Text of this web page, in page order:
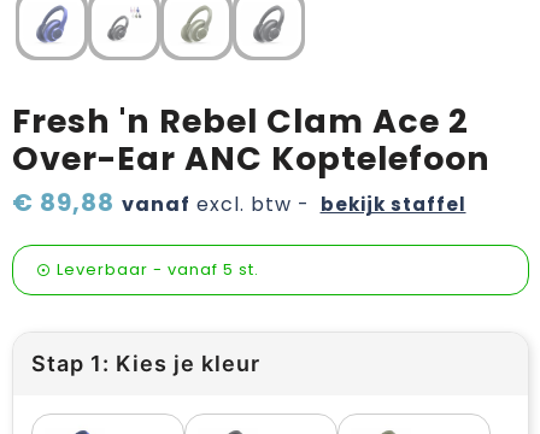
Zomerpakketten
Fresh 'n Rebel Clam Ace 2
Over-Ear ANC Koptelefoon
€ 89,88 vanaf excl. btw - bekijk staffel
Leverbaar - vanaf 5 st.
Stap 1: Kies je kleur